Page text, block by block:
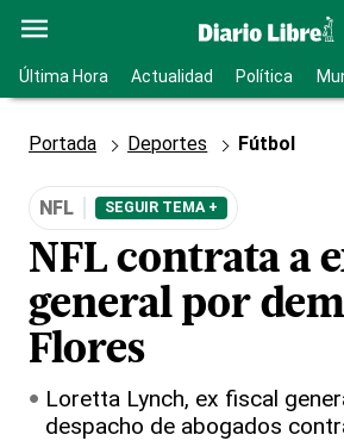
Última Hora Actualidad Política
Portada Deportes Fútbol
NFL SEGUIR TEMA +
NFL contrata a
general por
Flores
Loretta Lynch, ex fiscal
despacho de abogados